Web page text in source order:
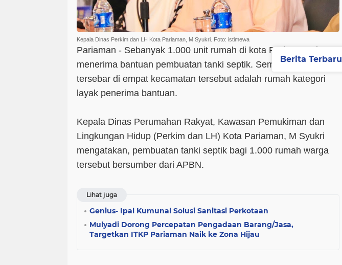
Kepala Dinas Perkim dan LH Kota Pariaman, M Syukri. Foto: istimewa
Pariaman - Sebanyak 1.000 unit rumah di kota Pariaman akan
menerima bantuan pembuatan tanki septik. Semua rumah yang
tersebar di empat kecamatan tersebut adalah rumah kategori
layak penerima bantuan.
Kepala Dinas Perumahan Rakyat, Kawasan Pemukiman dan
Lingkungan Hidup (Perkim dan LH) Kota Pariaman, M Syukri
mengatakan, pembuatan tanki septik bagi 1.000 rumah warga
tersebut bersumber dari APBN.
Lihat juga
Genius- Ipal Kumunal Solusi Sanitasi Perkotaan
Mulyadi Dorong Percepatan Pengadaan Barang/Jasa,
Targetkan ITKP Pariaman Naik ke Zona Hijau
Berita Terbaru